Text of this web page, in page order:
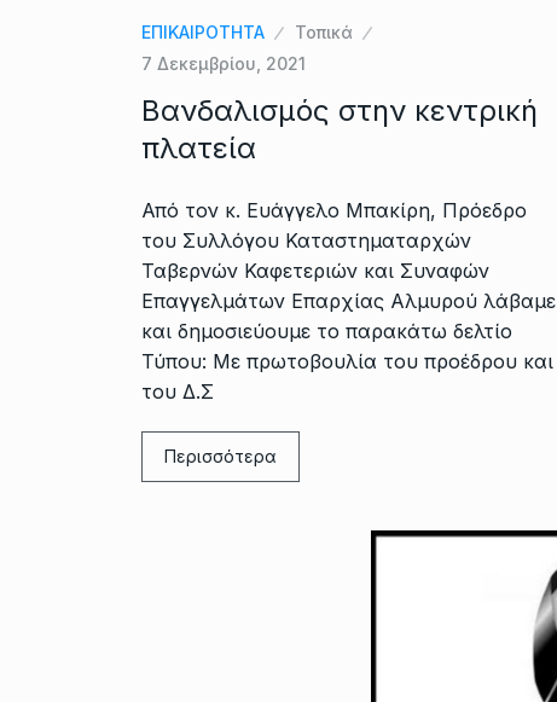
ΕΠΙΚΑΙΡΟΤΗΤΑ
Τοπικά
7 Δεκεμβρίου, 2021
Βανδαλισμός στην κεντρική
πλατεία
Από τον κ. Ευάγγελο Μπακίρη, Πρόεδρο
του Συλλόγου Καταστηματαρχών
Ταβερνών Καφετεριών και Συναφών
Επαγγελμάτων Επαρχίας Αλμυρού λάβαμε
και δημοσιεύουμε το παρακάτω δελτίο
Τύπου: Με πρωτοβουλία του προέδρου και
του Δ.Σ
Περισσότερα